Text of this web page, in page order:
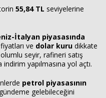
55,84 TL seviyelerine
İtalyan piyasasında
ve dolar kuru dikkate
seyir, rafineri satış
yapılmasına yol açtı.
petrol piyasasının
gelebileceğini